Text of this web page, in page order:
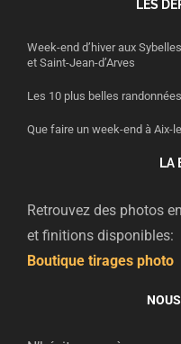
LES
Week-end d’hiver aux
et Saint-Jean-d’Arves
Les 10 plus belles
Que faire un week-end à Aix-
LA
Retrouvez des photos
et finitions disponibles:
Boutique tirages photo